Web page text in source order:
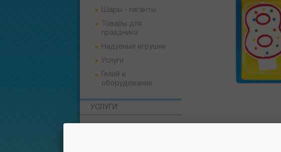
Шары - гиганты
Товары для
праздника
Надувные игрушки
Услуги
Гелий и
оборудование
УСЛУГИ